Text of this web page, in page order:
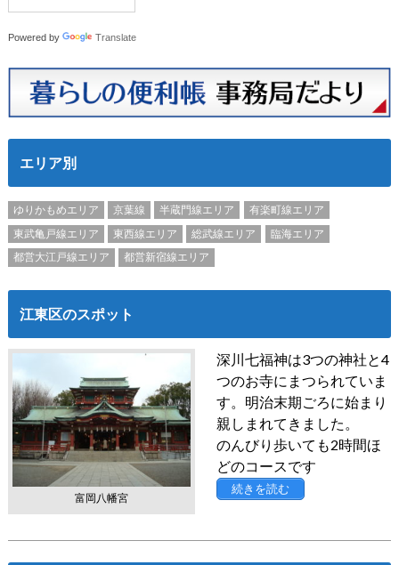
Powered by Translate
エリア別
ゆりかもめエリア 京葉線 半蔵門線エリア
有楽町線エリア
東武亀戸線エリア
東西線エリア 総武線エリア
臨海エリア
都営大江戸線エリア
都営新宿線エリア
江東区のスポット
富岡八幡宮
深川七福神は3つの神社と4
つのお寺にまつられていま
す。明治末期ごろに始まり
親しまれてきました。
のんびり歩いても2時間ほ
どのコースです
続きを読む